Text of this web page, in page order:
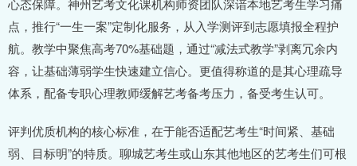
心态保障。神州艺考文化课机构师资团队深谙本地艺考生学习痛
点，推行“一生一案”定制化服务，从入学测评到志愿填报全程护
航。教学中聚焦高考70%基础题，通过“减法式教学”剥离冗余内
容，让基础薄弱学生快速建立信心。更值得称道的是其心理疏导
体系，配备专职心理教师缓解艺考备考压力，备受考生认可。
评判优质机构的核心标准，在于能否适配艺考生“时间紧、基础
弱、目标明”的特质。聊城艺考生或山东其他地区的艺考生们可根